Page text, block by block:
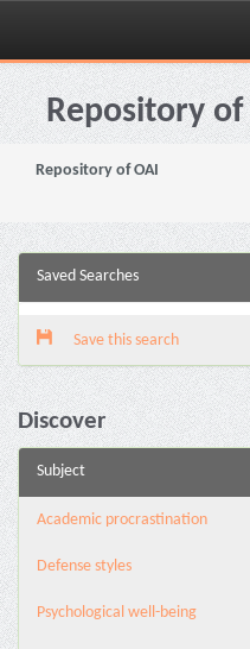
Skip
navigationRepository
Repository of OAI
Saved Searches
Save this search
Discover
Subject
Academic procrastination
Defense styles
Psychological well-being